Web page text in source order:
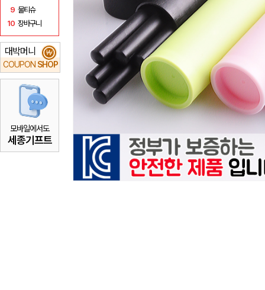
9 물티슈
10 장바구니
대박머니
COUPON SHOP
₩
모바일에서도
세종기프트